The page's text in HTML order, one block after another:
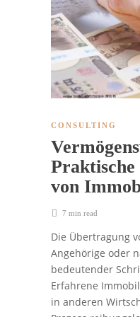
CONSULTING
Praktische
von
7 min read
Die Übertragung
Angehörige oder
bedeutender
Erfahrene
in anderen